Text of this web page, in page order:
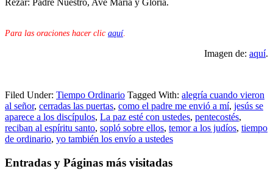
Para las oraciones hacer clic aquí.
Imagen de: aquí.
Filed Under: Tiempo Ordinario Tagged With: alegría cuando vieron
al señor, cerradas las puertas, como el padre me envió a mí, jesús se
aparece a los discípulos, La paz esté con ustedes, pentecostés,
reciban al espíritu santo, sopló sobre ellos, temor a los judíos, tiempo
de ordinario, yo también los envío a ustedes
Entradas y Páginas más visitadas